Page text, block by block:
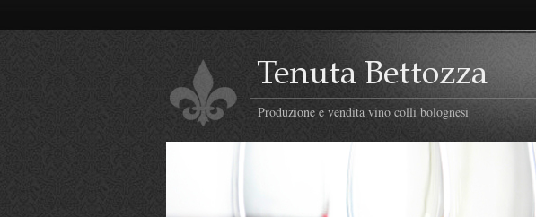
Produzione e vendita vino colli bolognesi